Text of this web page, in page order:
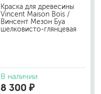
Краска для древесины
Vincent Maison Bois /
Винсент Мезон Буа
шелковисто-глянцевая
В наличии
8 300 ₽